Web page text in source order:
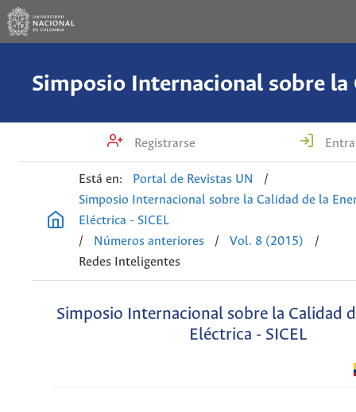
Registrarse
Está en: Portal de Revistas UN
/
Simposio Internacional sobre la Calidad de la
Eléctrica - SICEL
/
Números anteriores / Vol. 8 (2015)
/
Redes Inteligentes
Simposio Internacional sobre la Calidad
Eléctrica - SICEL